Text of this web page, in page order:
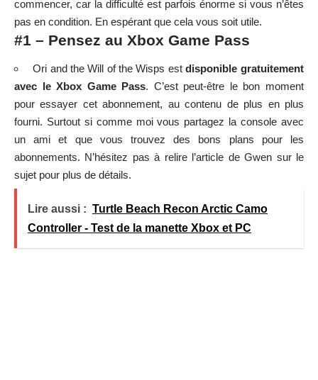
commencer, car la difficulté est parfois énorme si vous n’êtes
pas en condition. En espérant que cela vous soit utile.
#1 – Pensez au Xbox Game Pass
Ori and the Will of the Wisps estdisponible gratuitement
avec le Xbox Game Pass. C’est peut-être le bon moment
pour essayer cet abonnement, au contenu de plus en plus
fourni. Surtout si comme moi vous partagez la console avec
un ami et que vous trouvez des bons plans pour les
abonnements. N’hésitez pas à relire l’article de Gwen sur le
sujet pour plus de détails.
Lire aussi : Turtle Beach Recon Arctic Camo
Controller - Test de la manette Xbox et PC